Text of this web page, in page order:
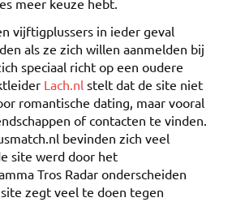
vijftigplussers in ieder geval
als ze zich willen aanmelden bij
speciaal richt op een oudere
Lach.nl stelt dat de site niet
romantische dating, maar vooral
of contacten te vinden.
bevinden zich veel
site werd door het
Tros Radar onderscheiden
zegt veel te doen tegen